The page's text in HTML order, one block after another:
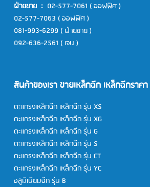
ฝ่ายขาย : 02-577-7061 ( ออฟฟิศ )
02-577-7063 ( ออฟฟิศ )
081-993-6299 ( ฝ่ายขาย )
092-636-2561 ( เจน )
สินค้าของเรา ขายเหล็กฉีก เหล็กฉีกราคา
ตะแกรงเหล็กฉีก เหล็กฉีก รุ่น XS
ตะแกรงเหล็กฉีก เหล็กฉีก รุ่น XG
ตะแกรงเหล็กฉีก เหล็กฉีก รุ่น G
ตะแกรงเหล็กฉีก เหล็กฉีก รุ่น S
ตะแกรงเหล็กฉีก เหล็กฉีก รุ่น CT
ตะแกรงเหล็กฉีก เหล็กฉีก รุ่น YC
อลูมิเนียมฉีก รุ่น B